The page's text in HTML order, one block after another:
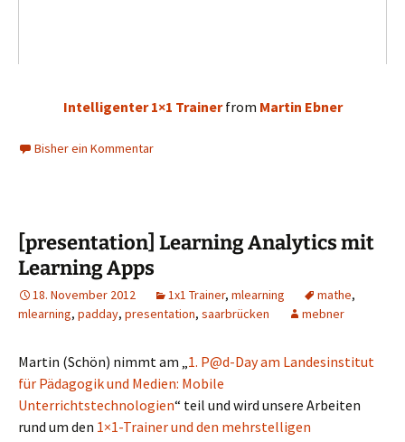
Intelligenter 1×1 Trainer from Martin Ebner
Bisher ein Kommentar
[presentation] Learning Analytics mit
Learning Apps
18. November 2012 1x1 Trainer, mlearning mathe,
mlearning, padday, presentation, saarbrücken mebner
Martin (Schön) nimmt am „1. P@d-Day am Landesinstitut
für Pädagogik und Medien: Mobile
Unterrichtstechnologien“ teil und wird unsere Arbeiten
rund um den 1×1-Trainer und den mehrstelligen